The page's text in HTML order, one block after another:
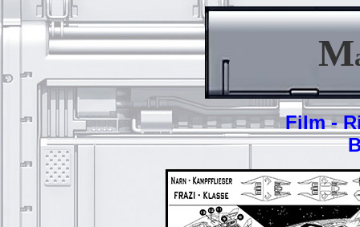
M
Film -